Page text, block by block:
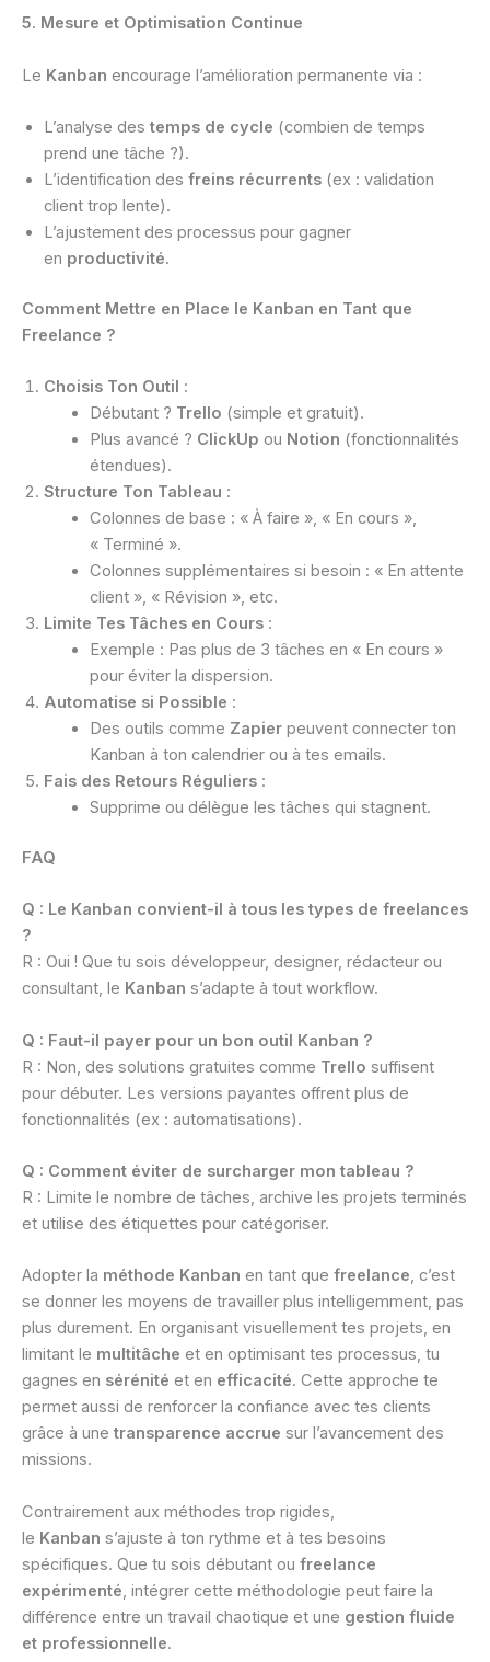
5. Mesure et Optimisation Continue
Le Kanban encourage l’amélioration permanente via :
L’analyse des temps de cycle (combien de temps
prend une tâche ?).
L’identification des freins récurrents (ex : validation
client trop lente).
L’ajustement des processus pour gagner
en productivité.
Comment Mettre en Place le Kanban en Tant que
Freelance ?
Choisis Ton Outil :
Débutant ? Trello (simple et gratuit).
Plus avancé ? ClickUp ou Notion (fonctionnalités
étendues).
Structure Ton Tableau :
Colonnes de base : « À faire », « En cours »,
« Terminé ».
Colonnes supplémentaires si besoin : « En attente
client », « Révision », etc.
Limite Tes Tâches en Cours :
Exemple : Pas plus de 3 tâches en « En cours »
pour éviter la dispersion.
Automatise si Possible :
Des outils comme Zapierpeuvent connecter ton
Kanban à ton calendrier ou à tes emails.
Fais des Retours Réguliers :
Supprime ou délègue les tâches qui stagnent.
FAQ
Q : Le Kanban convient-il à tous les types de freelances
?
R : Oui ! Que tu sois développeur, designer, rédacteur ou
consultant, le Kanban s’adapte à tout workflow.
Q : Faut-il payer pour un bon outil Kanban ?
R : Non, des solutions gratuites comme Trello suffisent
pour débuter. Les versions payantes offrent plus de
fonctionnalités (ex : automatisations).
Q : Comment éviter de surcharger mon tableau ?
R : Limite le nombre de tâches, archive les projets terminés
et utilise des étiquettes pour catégoriser.
Adopter la méthode Kanban en tant que freelance, c’est
se donner les moyens de travailler plus intelligemment, pas
plus durement. En organisant visuellement tes projets, en
limitant le multitâche et en optimisant tes processus, tu
gagnes en sérénité et en efficacité. Cette approche te
permet aussi de renforcer la confiance avec tes clients
grâce à une transparence accrue sur l’avancement des
missions.
Contrairement aux méthodes trop rigides,
le Kanban s’ajuste à ton rythme et à tes besoins
spécifiques. Que tu sois débutant ou freelance
expérimenté, intégrer cette méthodologie peut faire la
différence entre un travail chaotique et une gestion fluide
et professionnelle.